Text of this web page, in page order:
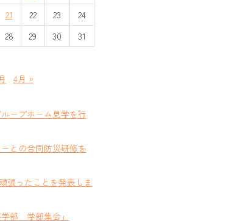
21 22 23
24
28 29 30 31
4月 »
ループホーム見学を行
との合同防災研修を
張ったことを発表しま
学部 学部集会」